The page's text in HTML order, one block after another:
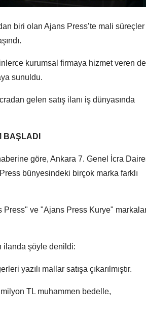
biri olan Ajans Press’te mali
kurumsal firmaya hizmet veren
sunuldu.
gelen satış ilanı iş dünyasında
BAŞLADI
göre, Ankara 7. Genel İcra
bünyesindeki birçok marka farklı
ve "Ajans Press Kurye"
ilanda şöyle denildi:
yazılı mallar satışa çıkarılmıştır.
TL muhammen bedelle,